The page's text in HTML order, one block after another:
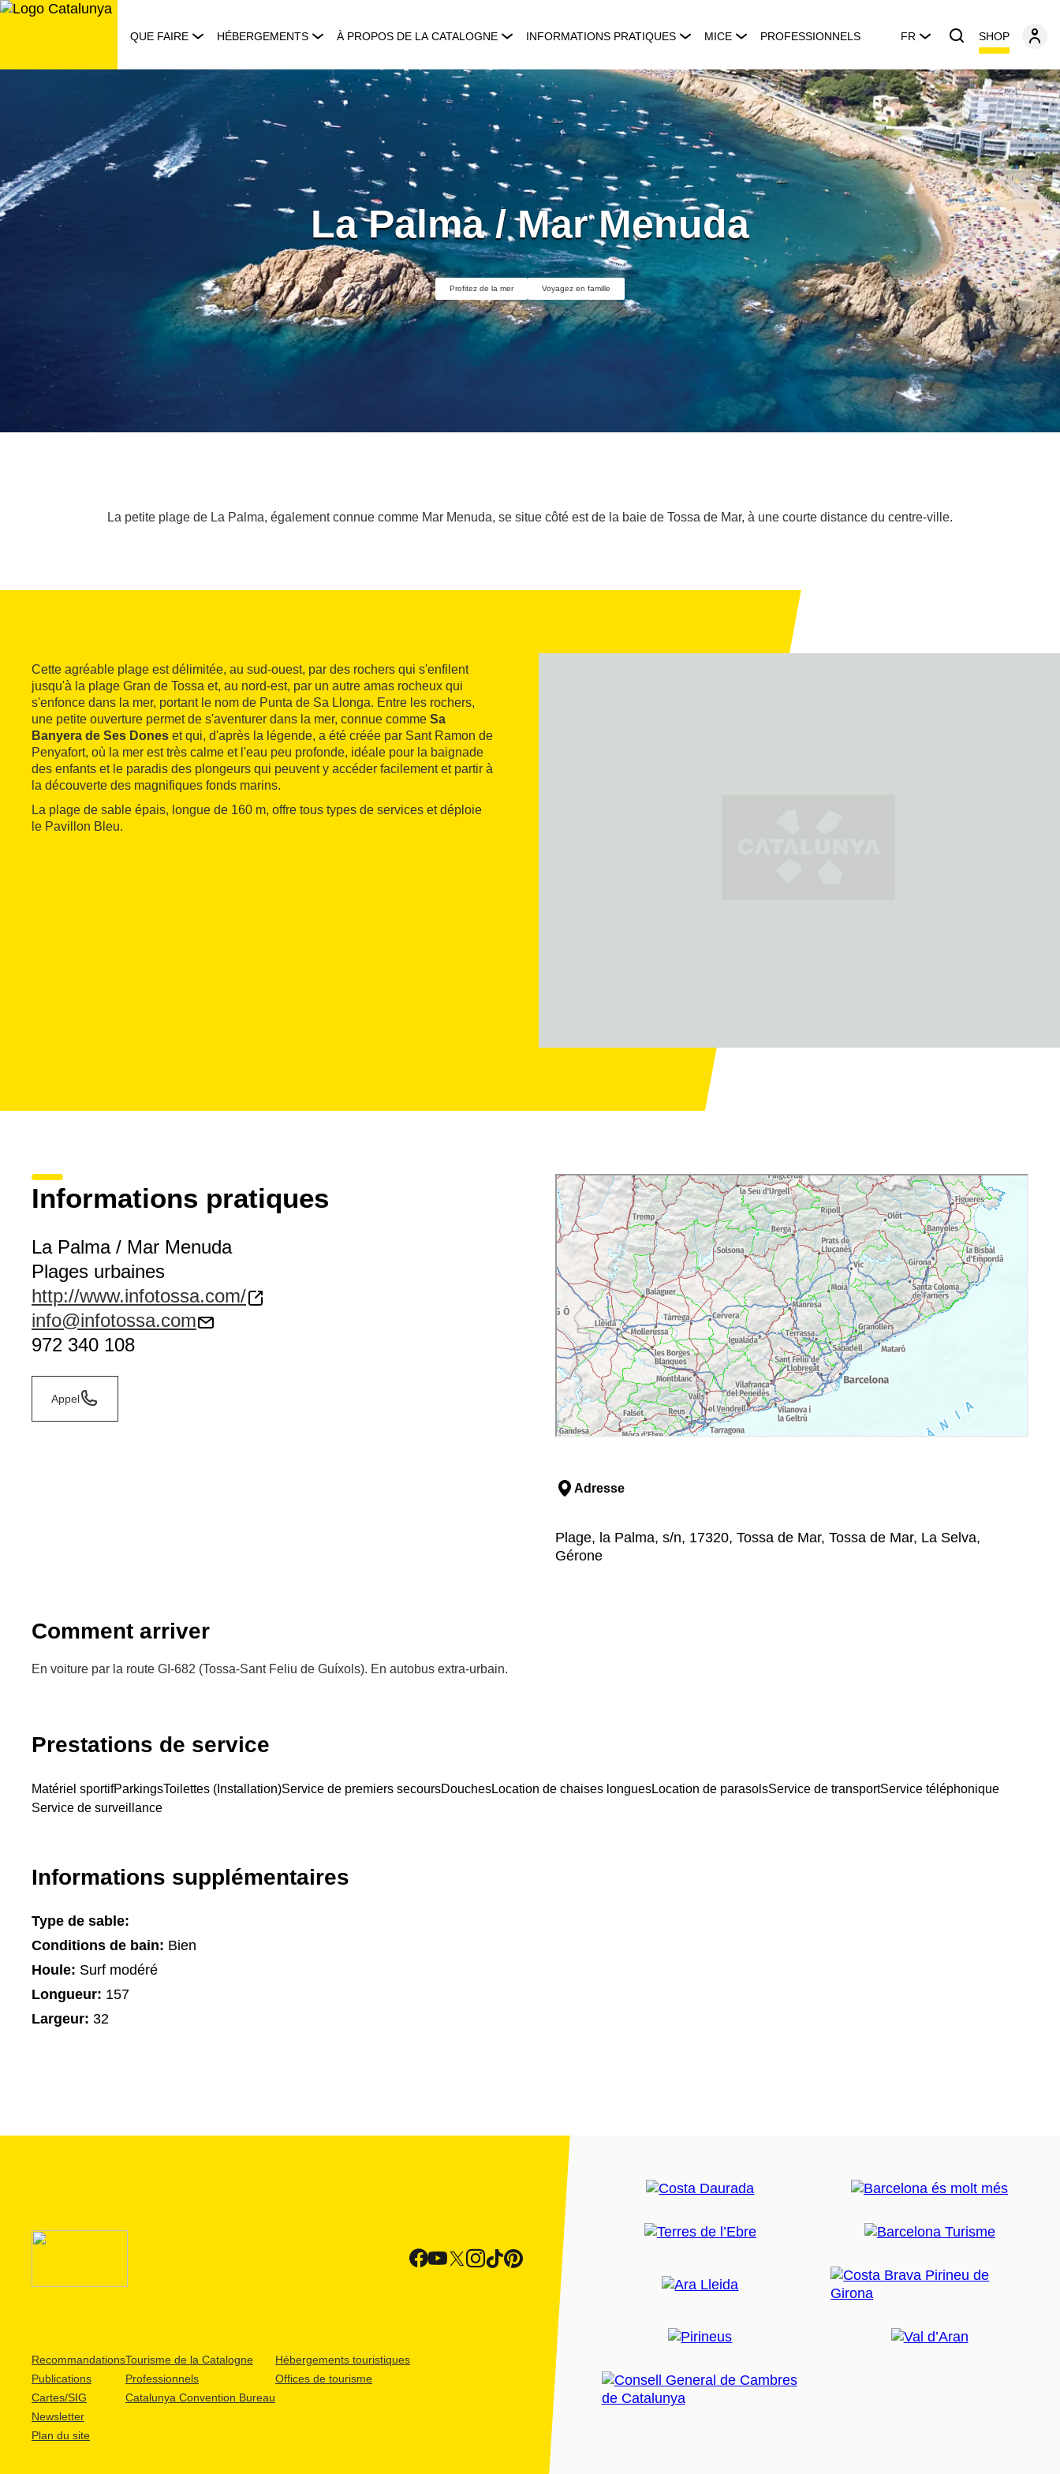
Aller
QUE FAIRE HÉBERGEMENTS À PROPOS DE LA CATALOGNE INFORMATIONS PRATIQUES MICE PROFESSIONNELS FR SHOP
La Palma / Mar Menuda
Profitez de la mer Voyagez en famille
La petite plage de La Palma, également connue comme Mar Menuda, se situe côté est de la baie de Tossa de Mar, à une courte distance du centre-ville.
Cette agréable plage est délimitée, au sud-ouest, par des rochers qui s'enfilent
jusqu'à la plage Gran de Tossa et, au nord-est, par un autre amas rocheux qui
s'enfonce dans la mer, portant le nom de Punta de Sa Llonga. Entre les rochers,
une petite ouverture permet de s'aventurer dans la mer, connue comme Sa
Banyera de Ses Dones et qui, d'après la légende, a été créée par Sant Ramon de
Penyafort, où la mer est très calme et l'eau peu profonde, idéale pour la baignade
des enfants et le paradis des plongeurs qui peuvent y accéder facilement et partir à
la découverte des magnifiques fonds marins.
La plage de sable épais, longue de 160 m, offre tous types de services et déploie
le Pavillon Bleu.
Informations pratiques
La Palma / Mar Menuda
Plages urbaines
http://www.infotossa.com/
info@infotossa.com
972 340 108
Appel
Adresse
Plage, la Palma, s/n, 17320, Tossa de Mar, Tossa de Mar, La Selva,
Gérone
Comment arriver
En voiture par la route GI-682 (Tossa-Sant Feliu de Guíxols). En autobus extra-urbain.
Prestations de service
Matériel sportifParkingsToilettes (Installation)Service de premiers secoursDouchesLocation de chaises longuesLocation de parasolsService de transportService téléphonique
Service de surveillance
Informations supplémentaires
Type de sable:
Conditions de bain: Bien
Houle: Surf modéré
Longueur: 157
Largeur: 32
Recommandations
Publications
Cartes/SIG
Newsletter
Plan du site
Tourisme de la Catalogne
Professionnels
Catalunya Convention Bureau
Hébergements touristiques
Offices de tourisme